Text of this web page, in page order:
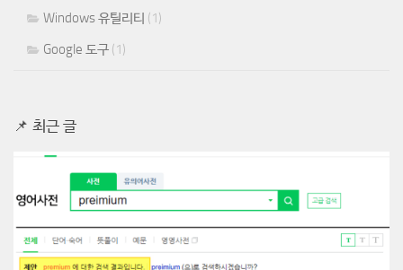
Windows 유틸리티 (1)
Google 도구 (1)
📌 최근 글